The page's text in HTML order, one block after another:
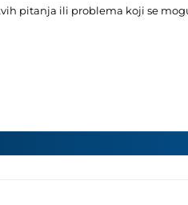
pitanja ili problema koji se